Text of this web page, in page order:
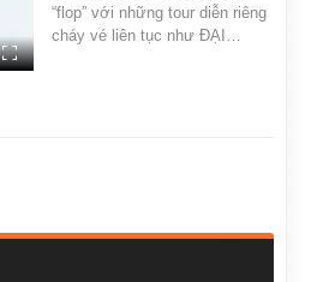
“flop” với những tour diễn riêng
cháy vé liên tục như ĐẠI…